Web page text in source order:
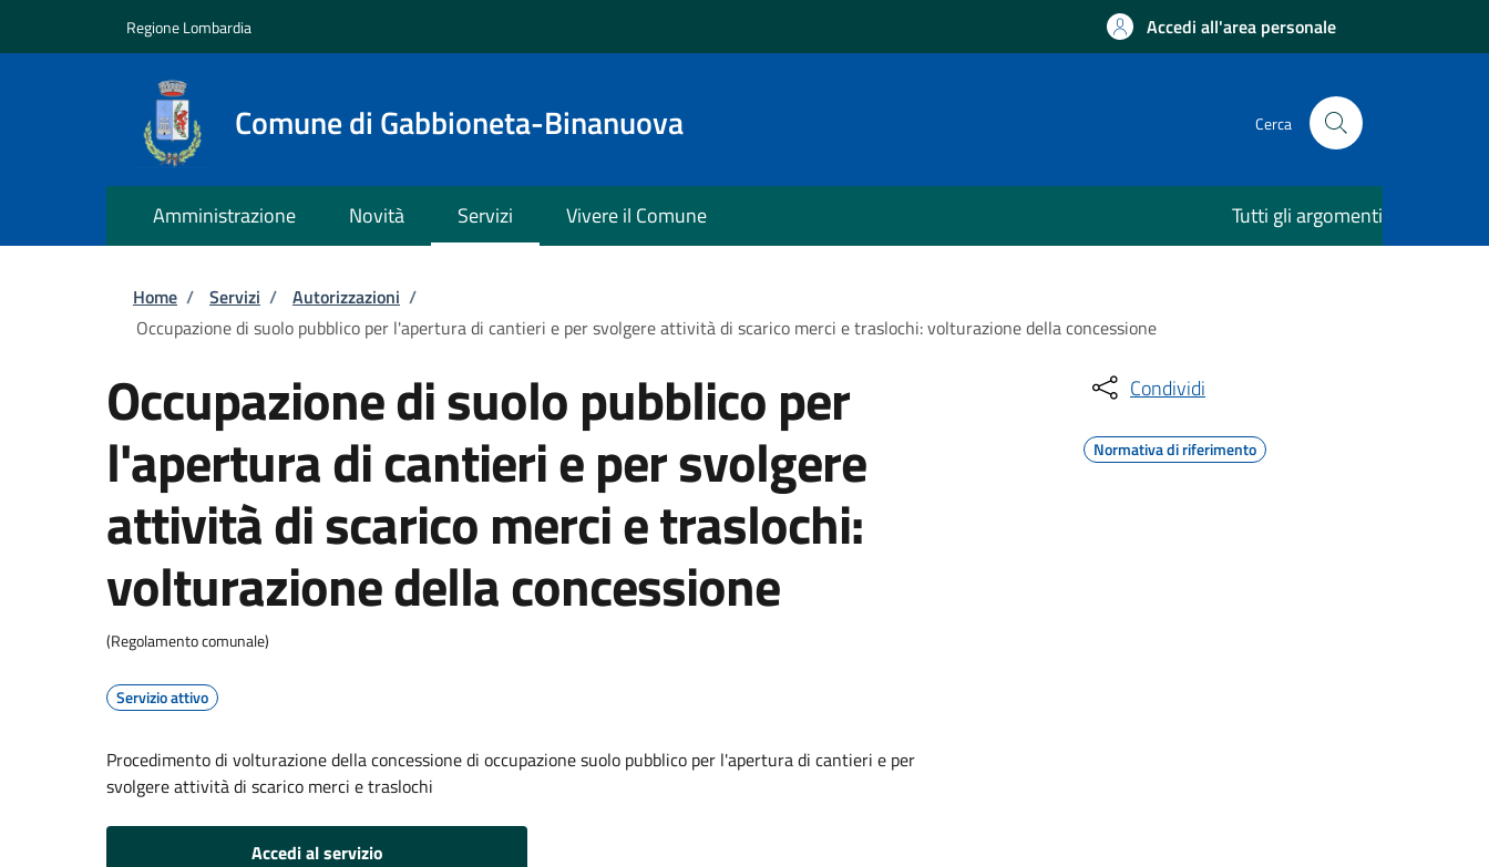
Regione Lombardia Accedi all'area personale
Comune di Gabbioneta-Binanuova Cerca
Amministrazione Novità Servizi Vivere il Comune Tutti gli argomenti
Briciole di pane
Home / Servizi / Autorizzazioni /
Occupazione di suolo pubblico per l'apertura di cantieri e per svolgere attività di scarico merci e traslochi: volturazione della concessione
Occupazione di suolo pubblico per
l'apertura di cantieri e per svolgere
attività di scarico merci e traslochi:
volturazione della concessione
(Regolamento comunale)
Servizio attivo
Procedimento di volturazione della concessione di occupazione suolo pubblico per l'apertura di cantieri e per
svolgere attività di scarico merci e traslochi
Accedi al servizio
Condividi
Normativa di riferimento